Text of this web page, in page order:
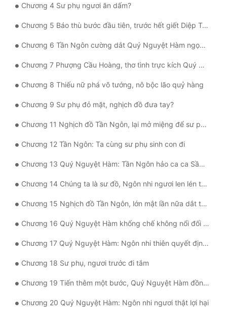
Nữ Phụ
Phong Thủy - Tâm Linh
Phương Tây
Phản Phái
Quan Trường
Quân Sự
Sảng Văn
Sủng
Thanh Xuân
Tiên Hiệp
Tiểu Thuyết
Chương 4 Sư phụ ngươi ăn dấm?
Chương 5 Báo thù bước đầu tiên, trước hết giết Diệp Tuyền Linh đường ca
Chương 6 Tần Ngôn cường dắt Quý Nguyệt Hàm ngọc thủ, dọa sợ Quý Nguyệt Hàm
Chương 7 Phượng Cầu Hoàng, thơ tình trực kích Quý Nguyệt Hàm tâm linh
Chương 8 Thiếu nữ phá võ tướng, nô bộc lão quỷ hàng
Chương 9 Sư phụ đỏ mặt, nghịch đồ đưa tay?
Chương 11 Nghịch đồ Tần Ngôn, lại mở miệng để sư phụ sinh con dưỡng cái?
Chương 12 Tần Ngôn: Ta cùng sư phụ sinh con đi
Chương 13 Quý Nguyệt Hàm: Tần Ngôn hảo ca ca Sầm Dao: Nguyệt Hàm tẩu tử
Chương 14 Chúng ta là sư đồ, Ngôn nhi ngươi len lén thân
Chương 15 Nghịch đồ Tần Ngôn, lớn mật lần nữa dắt tay sư phụ
Chương 16 Quý Nguyệt Hàm khống chế không nổi đối đồ đệ tình cảm
Chương 17 Quý Nguyệt Hàm: Ngôn nhi thiên quyết định, ta không cự tuyệt
Chương 18 Sư phụ, ngươi trước đi tắm
Chương 19 Tiến thêm một bước, Quý Nguyệt Hàm đồng ý Tần Ngôn tình cảm
Chương 20 Quý Nguyệt Hàm: Ngôn nhi ngươi thật lợi hại